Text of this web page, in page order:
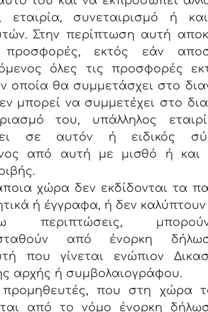
εταιρία, συνεταιρισμό ή
Στην περίπτωση αυτή
εκτός εάν
όλες τις προσφορές
οποία θα συμμετάσχει στο
μπορεί να συμμετέχει στο
του, υπάλληλος
σε αυτόν ή ειδικός
από αυτή με μισθό ή και
χώρα δεν εκδίδονται τα
ή έγγραφα, ή δεν καλύπτουν
περιπτώσεις,
από ένορκη
που γίνεται ενώπιον
αρχής ή συμβολαιογράφου.
προμηθευτές, που στη χώρα
από το νόμο ένορκη